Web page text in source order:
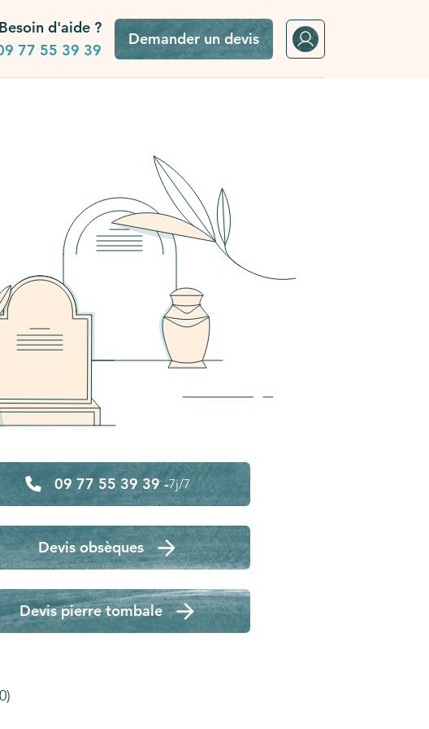
Besoin d'aide ?
77 55 39 39
Demander un devis
09 77 55 39 39 -7j/7
Devis obsèques
Devis pierre tombale